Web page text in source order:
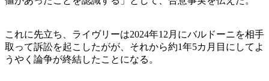
これに先立ち、ライヴリーは2024年12月にバルドーニを相手
取って訴訟を起こしたがが、それから約1年5カ月目にしてよ
うやく論争が終結したことになる。